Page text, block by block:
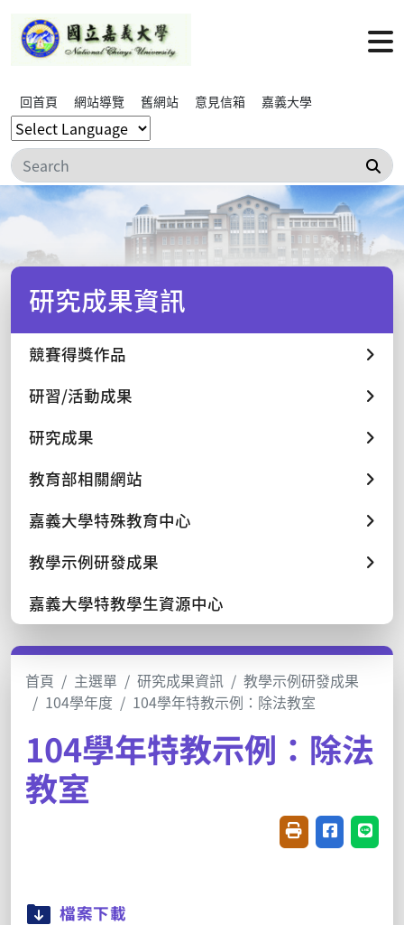
回首頁 網站導覽 舊網站 意見信箱 嘉義大學
搜
研究成果資訊
競賽得獎作品
研習/活動成果
研究成果
教育部相關網站
嘉義大學特殊教育中心
教學示例研發成果
嘉義大學特教學生資源中心
首頁 主選單 研究成果資訊
教學示例研發成果
104學年度
104學年特教示例：除法教室
104學年特教示例：除法
教室
友善列印(開新視
分享至臉書
分享
檔案下載